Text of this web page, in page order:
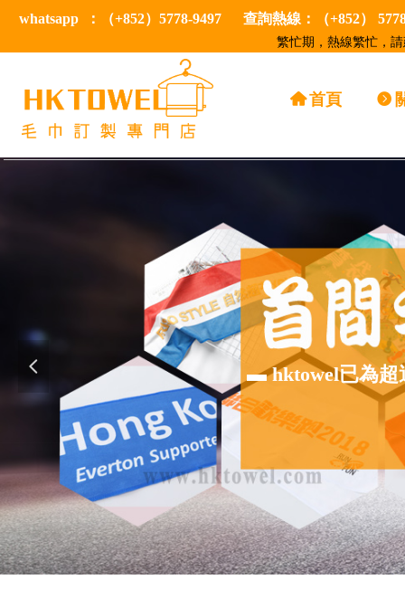
whatsapp ：（+852）5778-9497 查詢熱線：（+852）
繁忙期，熱線繁忙，
낀首頁 뀹
▬ hktowel已為超
넳